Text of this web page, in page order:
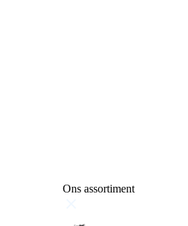
Ons assortiment